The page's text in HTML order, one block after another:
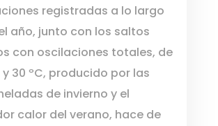
registradas a lo largo
año, junto con los saltos
con oscilaciones totales, de
30 ºC, producido por las
de invierno y el
calor del verano, hace de